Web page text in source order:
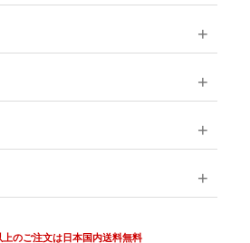
上のご注文は日本国内送料無料